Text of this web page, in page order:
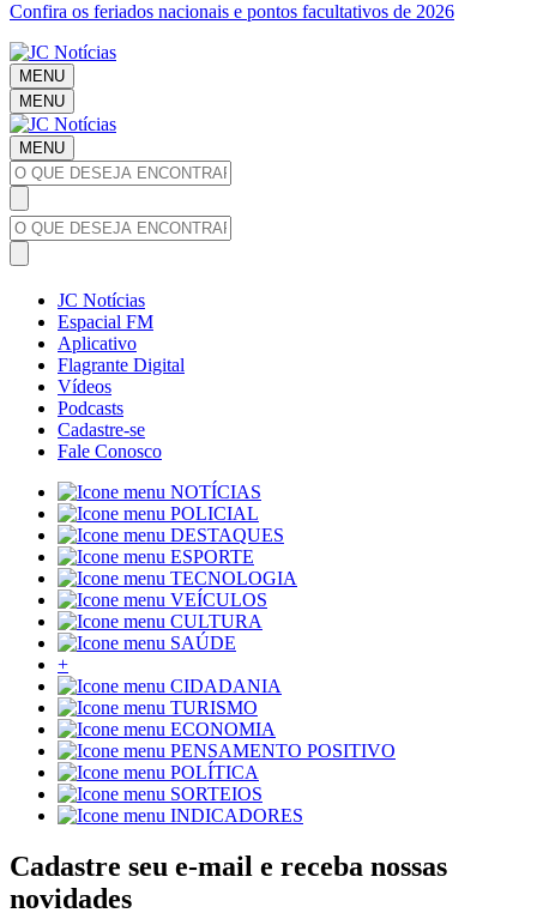
Confira os feriados nacionais e pontos facultativos de 2026
MENU
MENU
MENU
JC Notícias
Espacial FM
Aplicativo
Flagrante Digital
Vídeos
Podcasts
Cadastre-se
Fale Conosco
NOTÍCIAS
POLICIAL
DESTAQUES
ESPORTE
TECNOLOGIA
VEÍCULOS
CULTURA
SAÚDE
+
CIDADANIA
TURISMO
ECONOMIA
PENSAMENTO POSITIVO
POLÍTICA
SORTEIOS
INDICADORES
Cadastre seu e-mail e receba nossas
novidades